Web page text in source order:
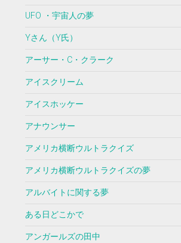
UFO ・宇宙人の夢
Yさん（Y氏）
アーサー・C・クラーク
アイスクリーム
アイスホッケー
アナウンサー
アメリカ横断ウルトラクイズ
アメリカ横断ウルトラクイズの夢
アルバイトに関する夢
ある日どこかで
アンガールズの田中